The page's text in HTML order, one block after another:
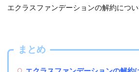
エクラスファンデーションの解約につい
まとめ